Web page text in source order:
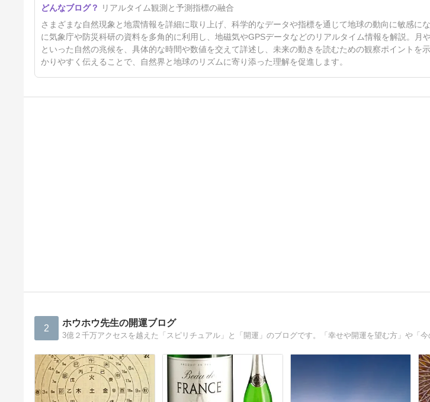
（10月中旬〜11月）に注意
4日前
リアルタイム観測と予測指標の融合
さまざまな自然現象と地震情報を詳細に取り上げ、科学的なデータや指標を通じて地球の動向に敏感に
に気象庁や防災科研の資料を多角的に利用し、地磁気やGPSデータなどのリアルタイム情報を解説。月
といった自然の兆候を、具体的な時間や数値を交えて詳述し、未来の動きを読むための観察ポイントを
かりやすく伝えることで、自然界と地球のリズムに寄り添った理解を促進します。
2 ホウホウ先生の開運ブログ